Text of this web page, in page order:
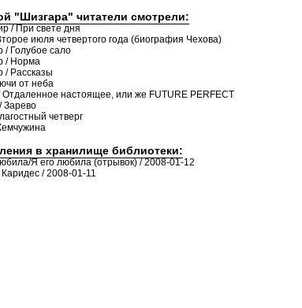
"Шизгара" читатели смотрели:
/ При свете дня
июля четвертого года (биография Чехова)
/ Голубое сало
/ Норма
/ Рассказы
от неба
настоящее, или же FUTURE PERFECT
Зарево
четверг
в хранилище библиотеки:
Я его любила (отрывок) / 2008-01-12
/ 2008-01-11